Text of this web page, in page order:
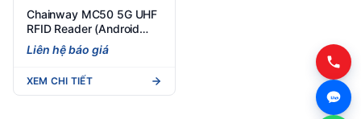
Chainway MC50 5G UHF
RFID Reader (Android
cầm tay
Liên hệ báo giá
XEM CHI TIẾT